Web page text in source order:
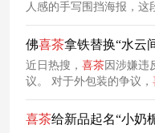
人感的手写围挡海报，这
了一轮又一轮，话题度就
因为一段6秒的门店动画
佛喜茶拿铁替换“水云
近日热搜， 喜茶因涉嫌违
议。 对于外包装的争议，
拿铁已统一替换为“水云
没有改变。
喜茶给新品起名“小奶